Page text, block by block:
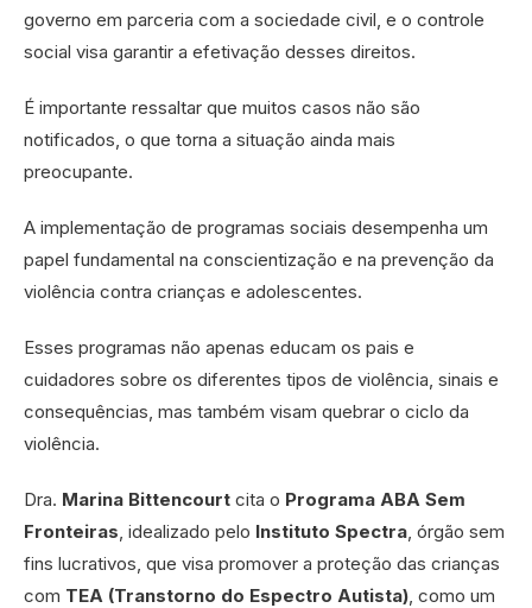
governo em parceria com a sociedade civil, e o controle
social visa garantir a efetivação desses direitos.
É importante ressaltar que muitos casos não são
notificados, o que torna a situação ainda mais
preocupante.
A implementação de programas sociais desempenha um
papel fundamental na conscientização e na prevenção da
violência contra crianças e adolescentes.
Esses programas não apenas educam os pais e
cuidadores sobre os diferentes tipos de violência, sinais e
consequências, mas também visam quebrar o ciclo da
violência.
Dra. Marina Bittencourt cita o Programa ABA Sem
Fronteiras, idealizado pelo Instituto Spectra, órgão sem
fins lucrativos, que visa promover a proteção das crianças
com TEA (Transtorno do Espectro Autista), como um